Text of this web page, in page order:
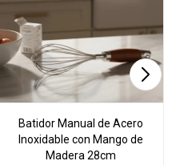
Batidor Manual de Acero
Inoxidable con Mango de
Madera 28cm